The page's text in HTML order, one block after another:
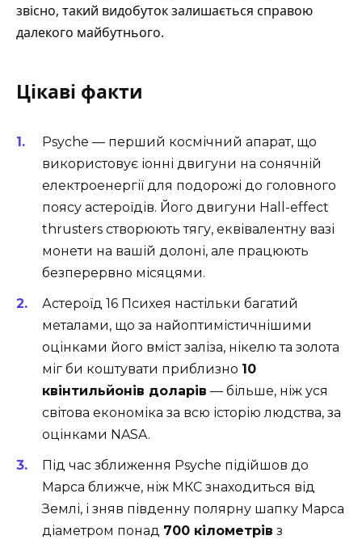
звісно, такий видобуток залишається справою
далекого майбутнього.
Цікаві факти
Psyche — перший космічний апарат, що
використовує іонні двигуни на сонячній
електроенергії для подорожі до головного
поясу астероїдів. Його двигуни Hall-effect
thrusters створюють тягу, еквівалентну вазі
монети на вашій долоні, але працюють
безперервно місяцями.
Астероїд 16 Психея настільки багатий
металами, що за найоптимістичнішими
оцінками його вміст заліза, нікелю та золота
міг би коштувати приблизно 10
квінтильйонів доларів — більше, ніж уся
світова економіка за всю історію людства, за
оцінками NASA.
Під час зближення Psyche підійшов до
Марса ближче, ніж МКС знаходиться від
Землі, і зняв південну полярну шапку Марса
діаметром понад 700 кілометрів з